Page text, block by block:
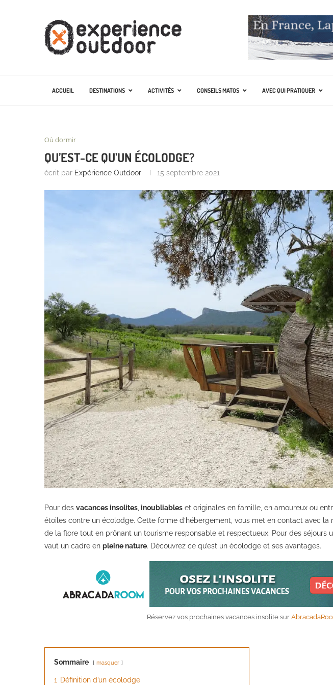
ACCUEIL DESTINATIONS ACTIVITÉS CONSEILS MATOS AVEC QUI PRATIQUER
Où dormir
QU’EST-CE QU’UN ÉCOLODGE?
écrit par Expérience Outdoor 15 septembre 2021
Pour des vacances insolites inoubliables et originales en famille, en amoureux ou
étoiles contre un écolodge. Cette forme d’hébergement, vous met en contact avec la
de la flore tout en prônant un tourisme responsable et respectueux. Pour des séjours
vaut un cadre en pleine nature. Découvrez ce qu’est un écolodge et ses avantages.
Réservez vos prochaines vacances insolite sur
Sommaire masquer
1 Définition d’un écolodge